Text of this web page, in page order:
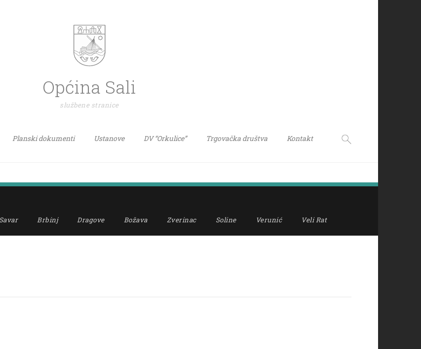
Općina Sali
službene stranice
Planski dokumenti Ustanove DV “Orkulice” Trgovačka društva Kontakt
Savar Brbinj Dragove Božava Zverinac Soline Verunić Veli Rat